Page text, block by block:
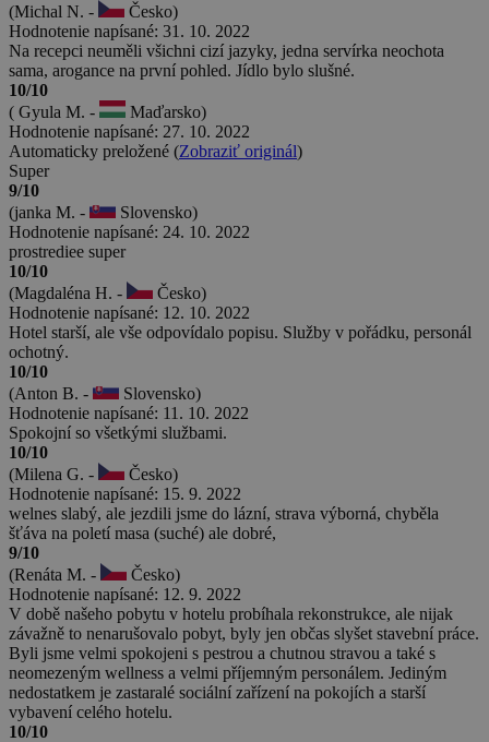
(Michal N. -
Česko)
Hodnotenie napísané: 31. 10. 2022
Na recepci neuměli všichni cizí jazyky, jedna servírka neochota
sama, arogance na první pohled. Jídlo bylo slušné.
10/10
( Gyula M. -
Maďarsko)
Hodnotenie napísané: 27. 10. 2022
Automaticky preložené (Zobraziť originál)
Super
9/10
(janka M. -
Slovensko)
Hodnotenie napísané: 24. 10. 2022
prostrediee super
10/10
(Magdaléna H. -
Česko)
Hodnotenie napísané: 12. 10. 2022
Hotel starší, ale vše odpovídalo popisu. Služby v pořádku, personál
ochotný.
10/10
(Anton B. -
Slovensko)
Hodnotenie napísané: 11. 10. 2022
Spokojní so všetkými službami.
10/10
(Milena G. -
Česko)
Hodnotenie napísané: 15. 9. 2022
welnes slabý, ale jezdili jsme do lázní, strava výborná, chyběla
šťáva na poletí masa (suché) ale dobré,
9/10
(Renáta M. -
Česko)
Hodnotenie napísané: 12. 9. 2022
V době našeho pobytu v hotelu probíhala rekonstrukce, ale nijak
závažně to nenarušovalo pobyt, byly jen občas slyšet stavební práce.
Byli jsme velmi spokojeni s pestrou a chutnou stravou a také s
neomezeným wellness a velmi příjemným personálem. Jediným
nedostatkem je zastaralé sociální zařízení na pokojích a starší
vybavení celého hotelu.
10/10